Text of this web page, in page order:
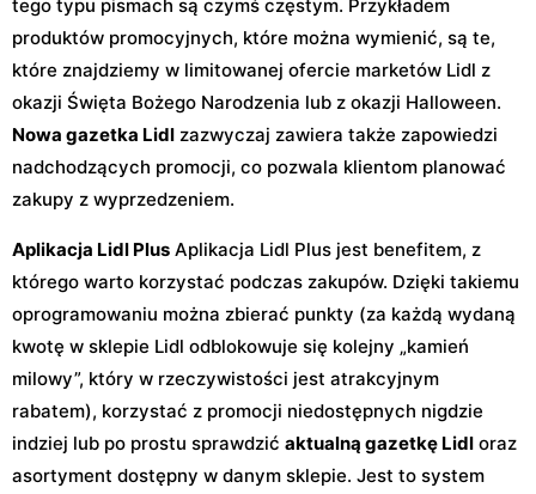
tego typu pismach są czymś częstym. Przykładem
produktów promocyjnych, które można wymienić, są te,
które znajdziemy w limitowanej ofercie marketów Lidl z
okazji Święta Bożego Narodzenia lub z okazji Halloween.
Nowa gazetka Lidl zazwyczaj zawiera także zapowiedzi
nadchodzących promocji, co pozwala klientom planować
zakupy z wyprzedzeniem.
Aplikacja Lidl Plus Aplikacja Lidl Plus jest benefitem, z
którego warto korzystać podczas zakupów. Dzięki takiemu
oprogramowaniu można zbierać punkty (za każdą wydaną
kwotę w sklepie Lidl odblokowuje się kolejny „kamień
milowy”, który w rzeczywistości jest atrakcyjnym
rabatem), korzystać z promocji niedostępnych nigdzie
indziej lub po prostu sprawdzić aktualną gazetkę Lidl oraz
asortyment dostępny w danym sklepie. Jest to system